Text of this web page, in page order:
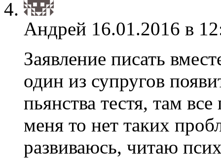
Андрей 16.01.2016 в
Заявление писать
один из супругов
пьянства тестя, там
меня то нет таких
развиваюсь, читаю